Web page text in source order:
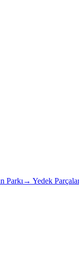
Parkı → Yedek